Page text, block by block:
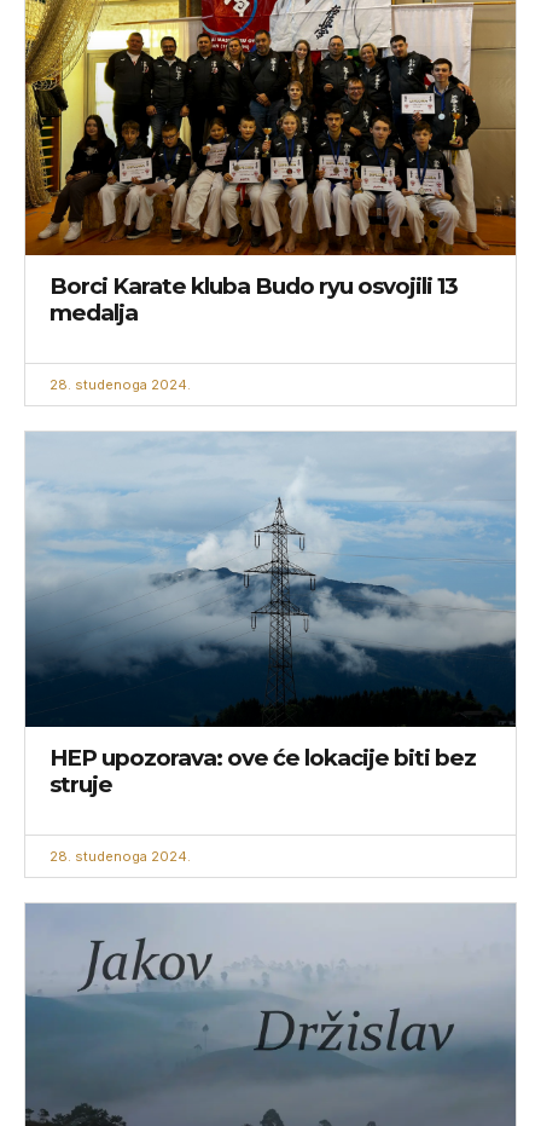
Borci Karate kluba Budo ryu osvojili 13
medalja
28. studenoga 2024.
HEP upozorava: ove će lokacije biti bez
struje
28. studenoga 2024.